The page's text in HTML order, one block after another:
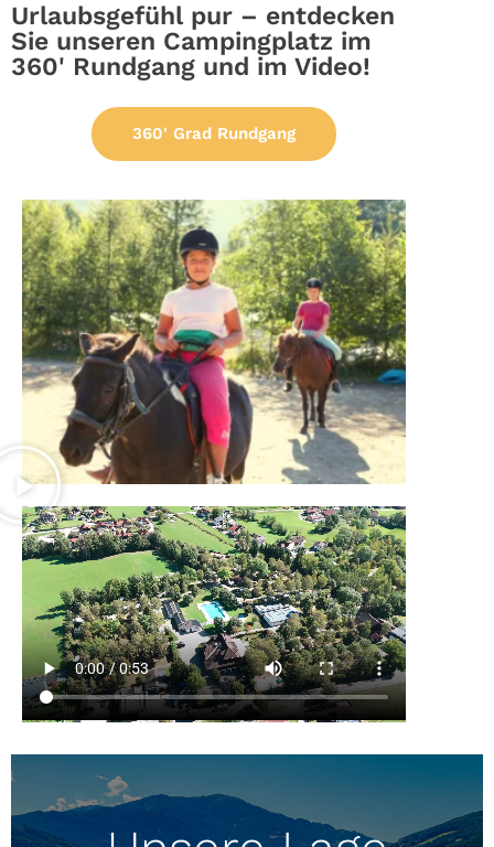
Urlaubsgefühl pur – entdecken
Sie unseren Campingplatz im
360' Rundgang und im Video!
360' Grad Rundgang